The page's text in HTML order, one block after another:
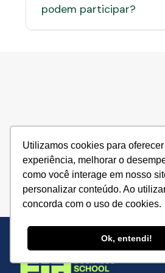
Utilizamos cookies para
experiência, melhorar o
como você interage em nosso
personalizar conteúdo. Ao
concorda com o uso de cookies.
Ok, entendi!
jurídica.
podem participar?
Contato:
E-mail:
Telefone/WhatsApp:
+55